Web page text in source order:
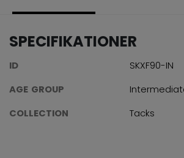
SPECIFIKATIONER
ID
SKXF90-IN
AGE GROUP
COLLECTION
Tacks